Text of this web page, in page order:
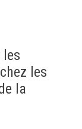
les
la